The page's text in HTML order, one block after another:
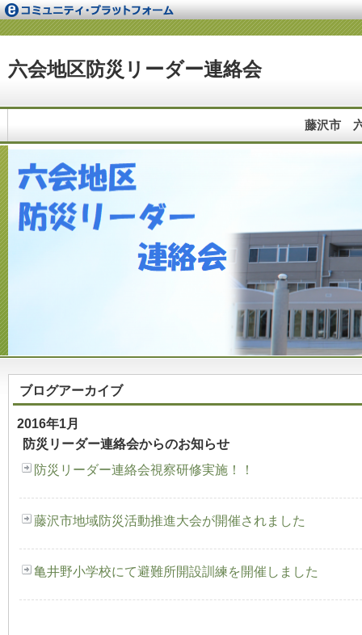
六会地区防災リーダー連絡会
藤沢市
ブログアーカイブ
2016年1月
防災リーダー連絡会からのお知らせ
防災リーダー連絡会視察研修実施！！
藤沢市地域防災活動推進大会が開催されました
亀井野小学校にて避難所開設訓練を開催しました